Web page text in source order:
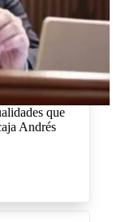
que
Andrés